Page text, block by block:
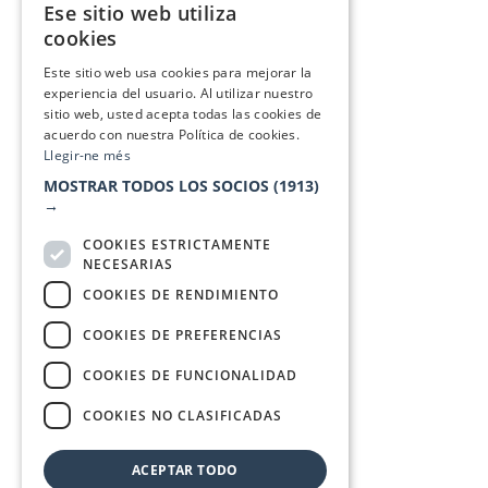
Ese sitio web utiliza
cookies
Este sitio web usa cookies para mejorar la
experiencia del usuario. Al utilizar nuestro
sitio web, usted acepta todas las cookies de
acuerdo con nuestra Política de cookies.
Llegir-ne més
MOSTRAR TODOS LOS SOCIOS (1913)
→
COOKIES ESTRICTAMENTE
NECESARIAS
COOKIES DE RENDIMIENTO
COOKIES DE PREFERENCIAS
COOKIES DE FUNCIONALIDAD
COOKIES NO CLASIFICADAS
ACEPTAR TODO